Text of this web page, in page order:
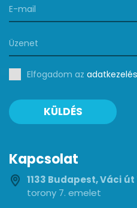
Elfogadom az
KÜLDÉS
Kapcsolat
1133 Budapest, Váci
torony 7. emelet